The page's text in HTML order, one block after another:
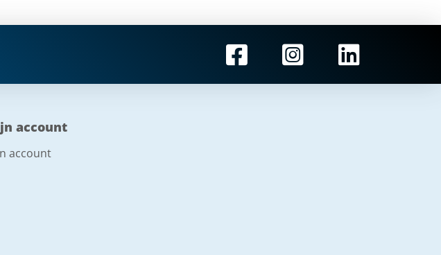
account
account